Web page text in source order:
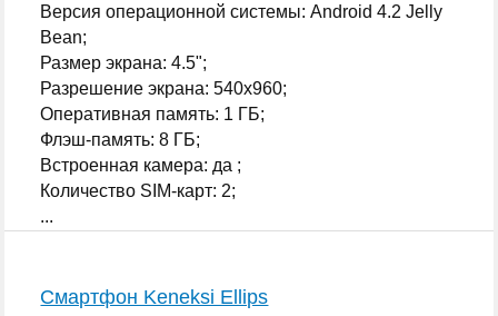
Версия операционной системы: Android 4.2 Jelly
Bean;
Размер экрана: 4.5";
Разрешение экрана: 540x960;
Оперативная память: 1 ГБ;
Флэш-память: 8 ГБ;
Встроенная камера: да ;
Количество SIM-карт: 2;
...
Смартфон Keneksi Ellips